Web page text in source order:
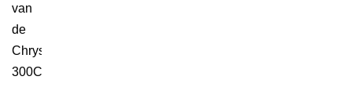
van
de
Chrysler
300C.